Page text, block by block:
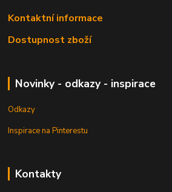
Kontaktní informace
Dostupnost zboží
Novinky - odkazy - inspirace
Odkazy
Inspirace na Pinterestu
Kontakty